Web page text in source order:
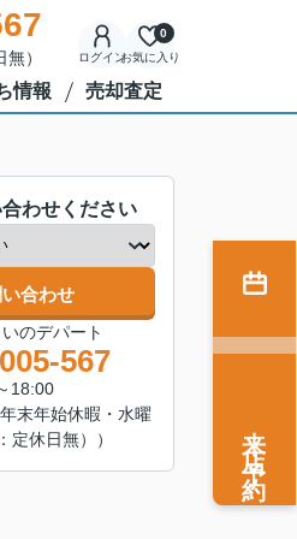
） ログインお気に入り
0
情報 売却査定
わせください
合わせ
のデパート
567
18:00
末年始休暇・水曜
定休日無））
来店予約